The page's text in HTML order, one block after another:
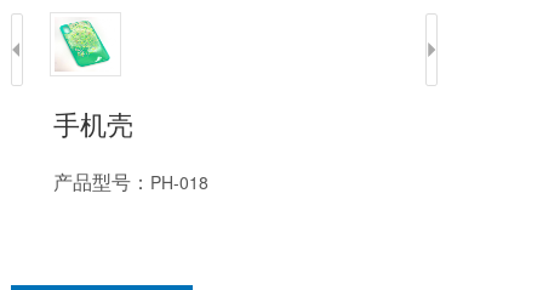
手机壳
产品型号： PH-018